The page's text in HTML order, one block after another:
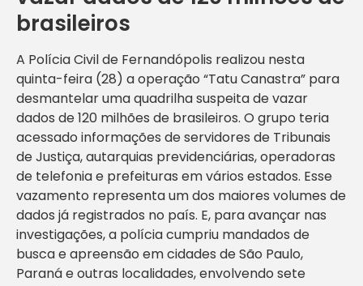
brasileiros
A Polícia Civil de Fernandópolis realizou nesta
quinta-feira (28) a operação “Tatu Canastra” para
desmantelar uma quadrilha suspeita de vazar
dados de 120 milhões de brasileiros. O grupo teria
acessado informações de servidores de Tribunais
de Justiça, autarquias previdenciárias, operadoras
de telefonia e prefeituras em vários estados. Esse
vazamento representa um dos maiores volumes de
dados já registrados no país. E, para avançar nas
investigações, a polícia cumpriu mandados de
busca e apreensão em cidades de São Paulo,
Paraná e outras localidades, envolvendo sete